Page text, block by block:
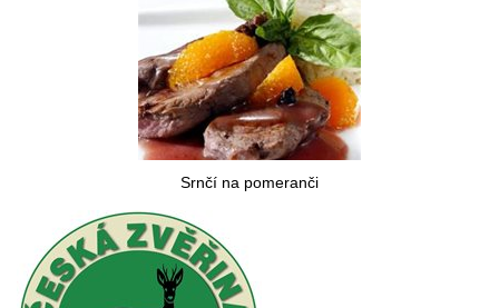
Srnčí na pomeranči